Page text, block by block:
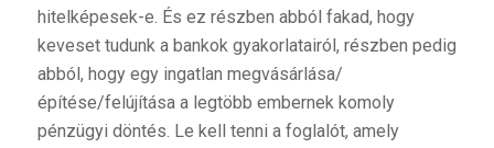
hitelképesek-e. És ez részben abból fakad, hogy
keveset tudunk a bankok gyakorlatairól, részben pedig
abból, hogy egy ingatlan megvásárlása/
építése/felújítása a legtöbb embernek komoly
pénzügyi döntés. Le kell tenni a foglalót, amely